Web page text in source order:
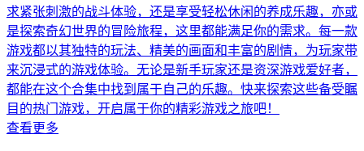
求紧张刺激的战斗体验，还是享受轻松休闲的养成乐趣，亦或
是探索奇幻世界的冒险旅程，这里都能满足你的需求。每一款
游戏都以其独特的玩法、精美的画面和丰富的剧情，为玩家带
来沉浸式的游戏体验。无论是新手玩家还是资深游戏爱好者，
都能在这个合集中找到属于自己的乐趣。快来探索这些备受瞩
目的热门游戏，开启属于你的精彩游戏之旅吧！
查看更多